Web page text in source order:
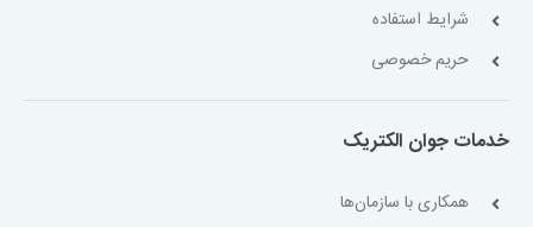
شرایط استفاده
حریم خصوصی
خدمات جوان الکتریک
همکاری با سازمان‌ها